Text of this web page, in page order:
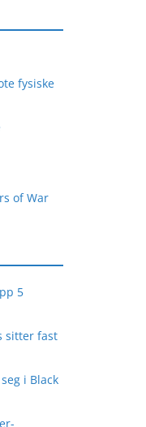
fysiske
of War
5
sitter fast
i Black